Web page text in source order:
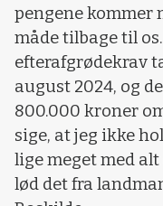
pengene kommer
måde tilbage til
efterafgrødekrav
august 2024, og
800.000 kroner
sige, at jeg ikke
lige meget med
lød det fra